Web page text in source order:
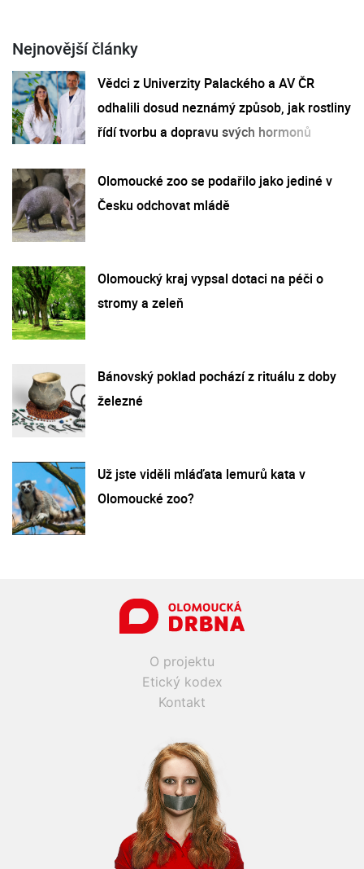
Nejnovější články
Vědci z Univerzity Palackého a AV ČR
odhalili dosud neznámý způsob, jak rostliny
řídí tvorbu a dopravu svých hormonů
Olomoucké zoo se podařilo jako jediné v
Česku odchovat mládě
Olomoucký kraj vypsal dotaci na péči o
stromy a zeleň
Bánovský poklad pochází z rituálu z doby
železné
Už jste viděli mláďata lemurů kata v
Olomoucké zoo?
O projektu
Etický kodex
Kontakt